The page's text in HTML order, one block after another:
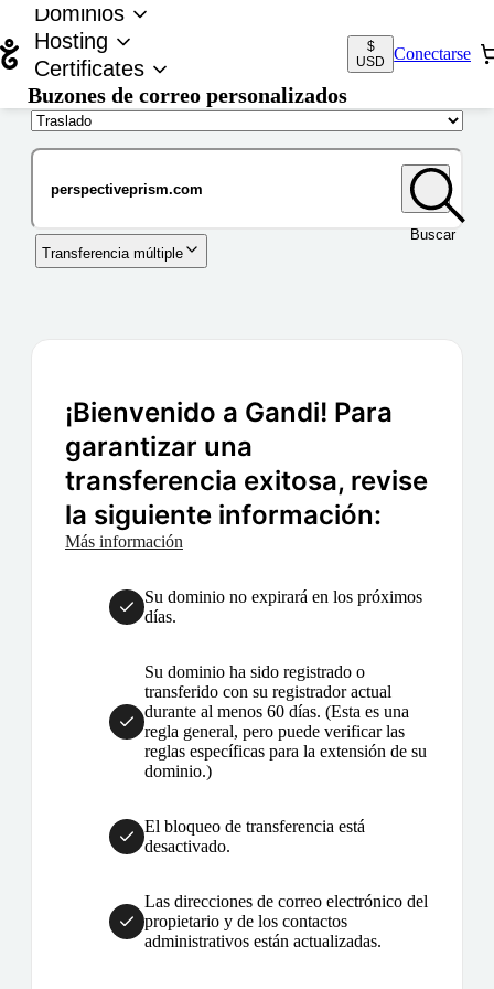
Dominios
Hosting
Certificates
Buzones de correo personalizados
$
USD
Conectarse
Buscar
Transferencia múltiple
¡Bienvenido a Gandi! Para
garantizar una
transferencia exitosa, revise
la siguiente información:
Más información
Su dominio no expirará en los próximos
días.
Su dominio ha sido registrado o
transferido con su registrador actual
durante al menos 60 días. (Esta es una
regla general, pero puede verificar las
reglas específicas para la extensión de su
dominio.)
El bloqueo de transferencia está
desactivado.
Las direcciones de correo electrónico del
propietario y de los contactos
administrativos están actualizadas.